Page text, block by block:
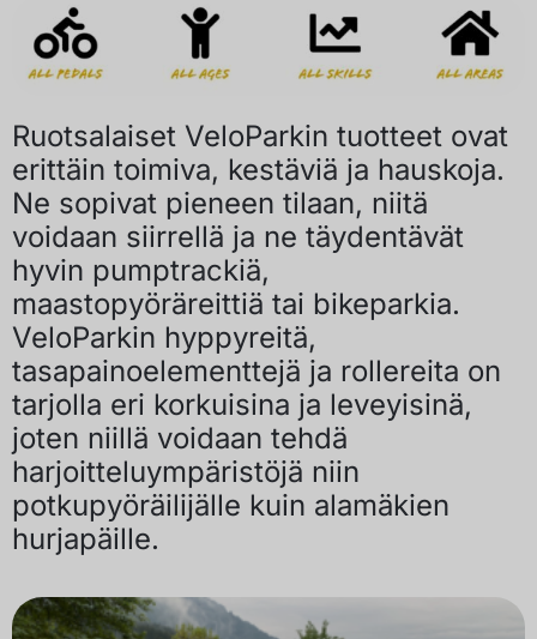
Ruotsalaiset VeloParkin tuotteet ovat
erittäin toimiva, kestäviä ja hauskoja.
Ne sopivat pieneen tilaan, niitä
voidaan siirrellä ja ne täydentävät
hyvin pumptrackiä,
maastopyöräreittiä tai bikeparkia.
VeloParkin hyppyreitä,
tasapainoelementtejä ja rollereita on
tarjolla eri korkuisina ja leveyisinä,
joten niillä voidaan tehdä
harjoitteluympäristöjä niin
potkupyöräilijälle kuin alamäkien
hurjapäille.